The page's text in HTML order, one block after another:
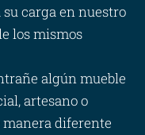
carga en nuestro
los mismos
algún mueble
artesano o
manera diferente